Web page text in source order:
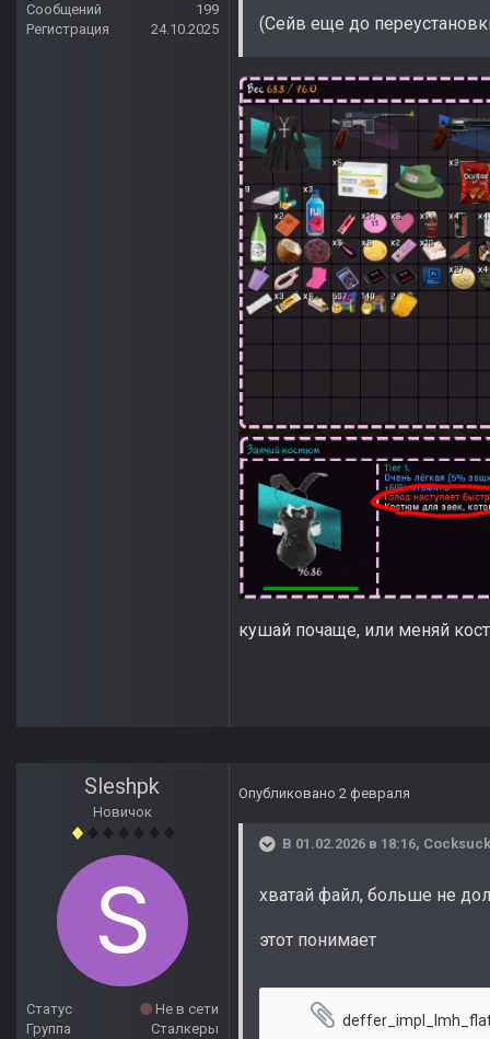
Сообщений
199
Регистрация
24.10.2025 (Сейв еще до
кушай почаще, или меняй
Sleshpk
Новичок
Статус
Не в сети
Группа
Сталкеры
Опубликовано 2 февраля
В 01.02.2026 в 18:16,
хватай файл, больше не
этот понимает